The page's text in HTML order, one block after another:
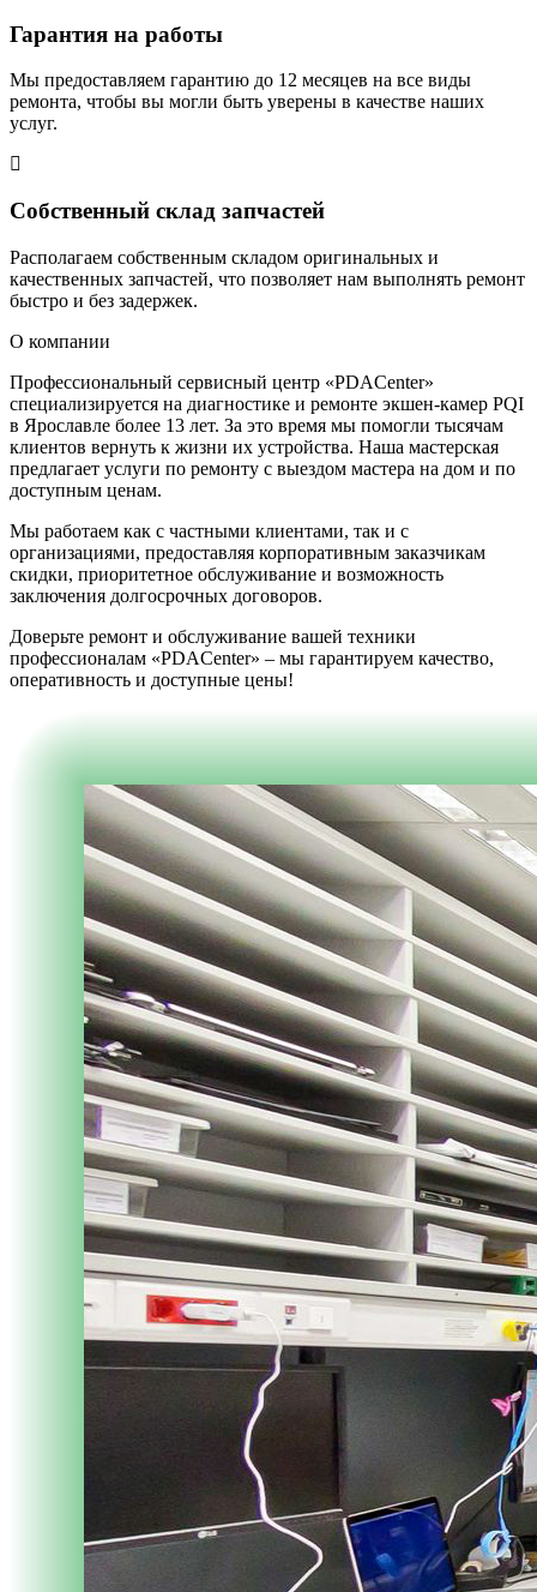
Гарантия на работы
Мы предоставляем гарантию до 12 месяцев на все виды
ремонта, чтобы вы могли быть уверены в качестве наших
услуг.
Собственный склад запчастей
Располагаем собственным складом оригинальных и
качественных запчастей, что позволяет нам выполнять ремонт
быстро и без задержек.
О компании
Профессиональный сервисный центр «PDACenter»
специализируется на диагностике и ремонте экшен-камер PQI
в Ярославле более 13 лет. За это время мы помогли тысячам
клиентов вернуть к жизни их устройства. Наша мастерская
предлагает услуги по ремонту с выездом мастера на дом и по
доступным ценам.
Мы работаем как с частными клиентами, так и с
организациями, предоставляя корпоративным заказчикам
скидки, приоритетное обслуживание и возможность
заключения долгосрочных договоров.
Доверьте ремонт и обслуживание вашей техники
профессионалам «PDACenter» – мы гарантируем качество,
оперативность и доступные цены!